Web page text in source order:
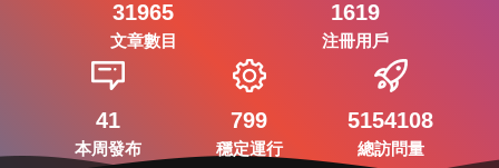
31965
文章數目
1619
注冊用戶
41
本周發布
799
穩定運行
5154108
總訪問量